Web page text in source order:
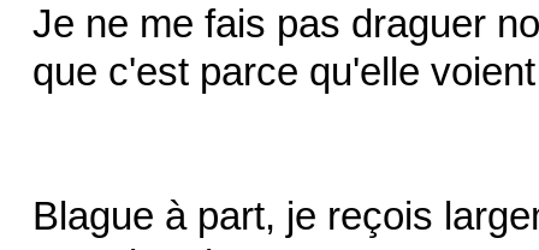
Je ne me fais pas draguer
que c'est parce qu'elle
Blague à part, je reçois